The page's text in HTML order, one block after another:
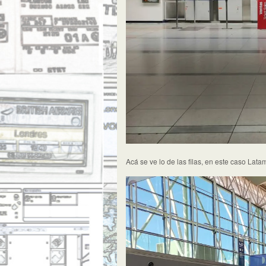
Acá se ve lo de las filas, en este caso